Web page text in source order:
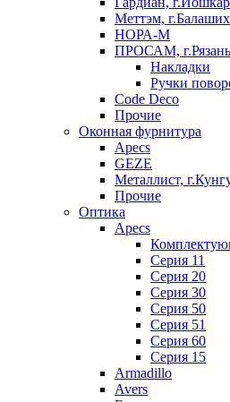
Меттэм,
НОРА-М
ПРОСАМ, г.Рязань
Накладки
Ручки
Code Deco
Прочие
Оконная фурнитура
Apecs
GEZE
Металлист,
Прочие
Оптика
Apecs
Серия 11
Серия 20
Серия 30
Серия 50
Серия 51
Серия 60
Серия 15
Armadillo
Avers